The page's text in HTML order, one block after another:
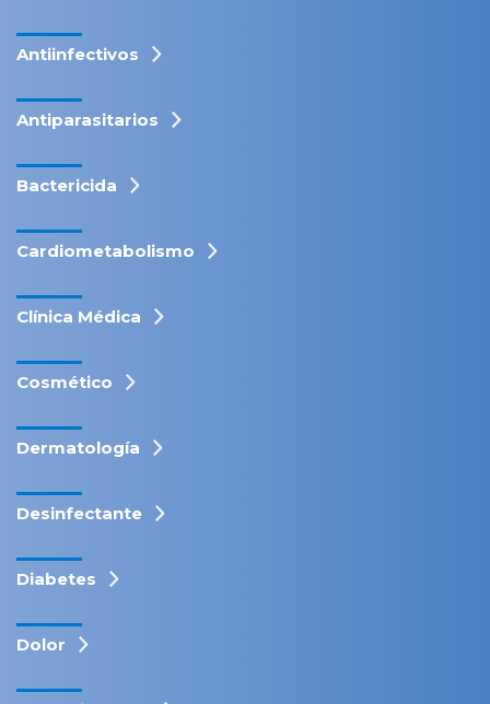
Antiinfectivos
Antiparasitarios
Bactericida
Cardiometabolismo
Clínica Médica
Cosmético
Dermatología
Desinfectante
Diabetes
Dolor